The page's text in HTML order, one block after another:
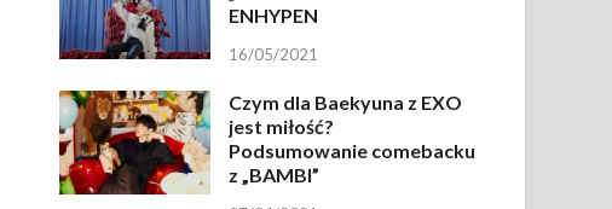
ENHYPEN
16/05/2021
Czym dla Baekyuna z EXO
jest miłość?
Podsumowanie comebacku
z „BAMBI”